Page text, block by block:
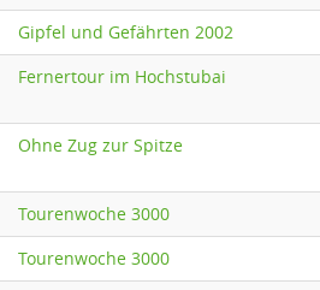
Gipfel und Gefährten 2002
Fernertour im Hochstubai
Ohne Zug zur Spitze
Tourenwoche 3000
Tourenwoche 3000